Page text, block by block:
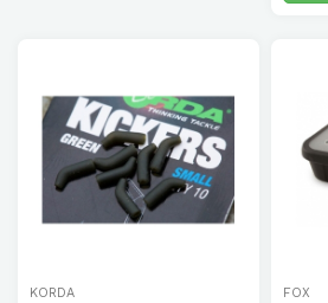
KORDA FOX